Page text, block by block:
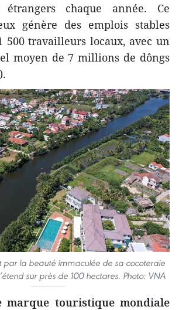
chaque année. Ce
génère des emplois stables
500 travailleurs locaux, avec un
moyen de 7 millions de dôngs
par la beauté immaculée de sa cocoteraie
sur près de 100 hectares. Photo: VNA
marque touristique mondiale